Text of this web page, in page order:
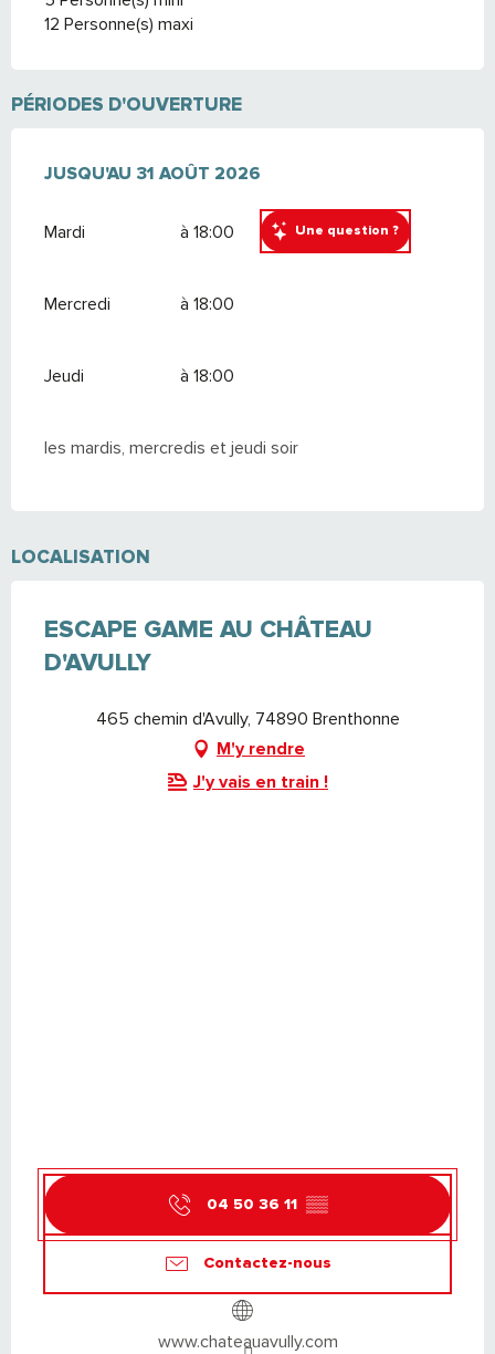
Une question ?
12 Personne(s) maxi
PÉRIODES D'OUVERTURE
DU1 JUILLET 2026 AU31 AOÛT 2026
JUSQU'AU 31 AOÛT 2026
Mardi à 18:00
Mercredi à 18:00
Jeudi à 18:00
les mardis, mercredis et jeudi soir
LOCALISATION
ESCAPE GAME AU CHÂTEAU
D'AVULLY
465 chemin d'Avully, 74890 Brenthonne
M'y rendre
J'y vais en train !
04 50 36 11 ▒▒
Contactez-nous
www.chateauavully.com